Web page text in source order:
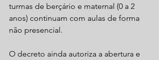
turmas de berçário e maternal (0 a 2
anos) continuam com aulas de forma
não presencial.
O decreto ainda autoriza a abertura e